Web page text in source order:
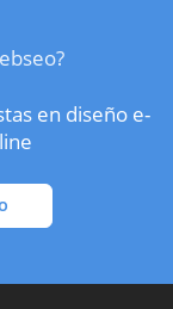
en diseño e-